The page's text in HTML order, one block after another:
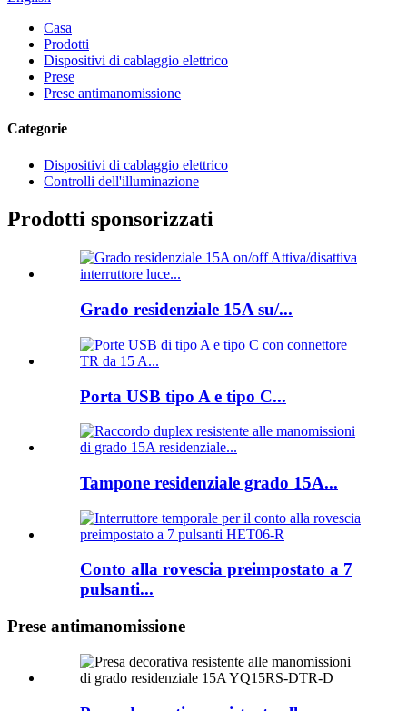
Casa
Prodotti
Dispositivi di cablaggio elettrico
Prese
Prese antimanomissione
Categorie
Dispositivi di cablaggio elettrico
Controlli dell'illuminazione
Prodotti sponsorizzati
Grado residenziale 15A su/...
Porta USB tipo A e tipo C...
Tampone residenziale grado 15A...
Conto alla rovescia preimpostato a 7
pulsanti...
Prese antimanomissione